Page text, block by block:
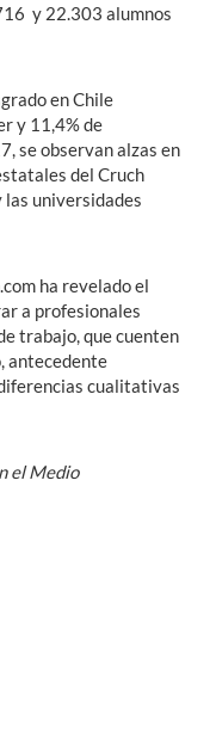
y 22.303 alumnos
en Chile
y 11,4% de
se observan alzas en
del Cruch
universidades
ha revelado el
a profesionales
trabajo, que cuenten
antecedente
cualitativas
el Medio